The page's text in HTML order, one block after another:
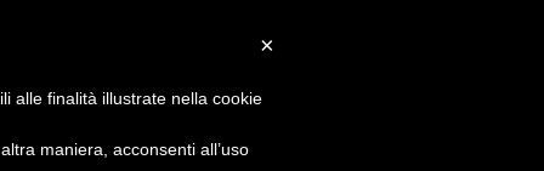
NONNO PASTICCIERE
×
alle finalità illustrate nella cookie
maniera, acconsenti all’uso